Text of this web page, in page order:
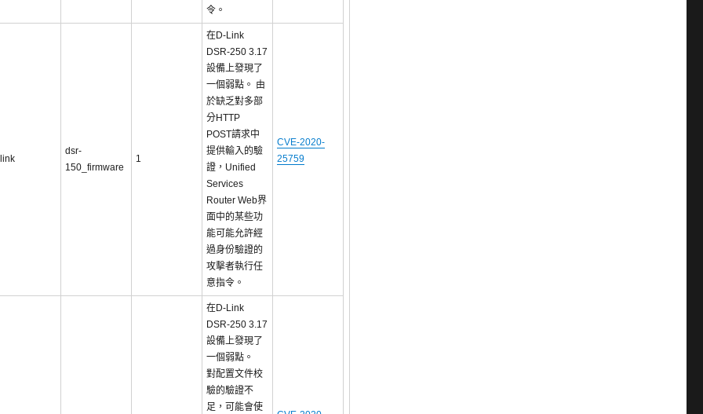
令。
dsr-
150_firmware
1
在D-Link
DSR-250 3.17
設備上發現了
一個弱點。 由
於缺乏對多部
分HTTP
POST請求中
提供輸入的驗
證，Unified
Services
Router Web界
面中的某些功
能可能允許經
過身份驗證的
攻擊者執行任
意指令。
CVE-2020-
25759
在D-Link
DSR-250 3.17
設備上發現了
一個弱點。
對配置文件校
驗的驗證不
足，可能會使